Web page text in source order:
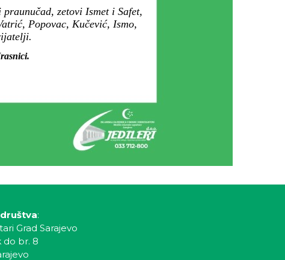
zetovi Ismet i Safet,
Popovac, Kučević, Ismo,
:
Grad Sarajevo
do br. 8